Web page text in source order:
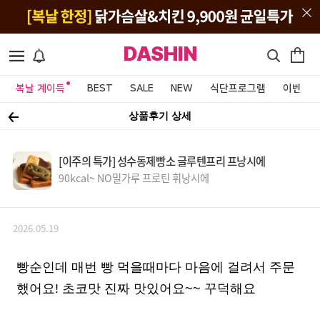
DASHIN
복날 계이득 BEST SALE NEW 식단프로그램 이벤트&
상품후기 상세
[이주의 특가] 성수동제빵소 글루텐프리 프낭시에
90kcal~ NO밀가루 프로틴 휘낭시에
2026.05.19
빵순인데 매번 빵 먹을때마다 마음에 걸려서 주문
했어요! 초코맛 진짜 맛있어요~~ 꾸덕해요